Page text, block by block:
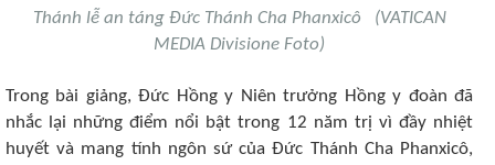
Thánh lễ an táng Đức Thánh Cha Phanxicô (VATICAN
MEDIA Divisione Foto)
Trong bài giảng, Đức Hồng y Niên trưởng Hồng y đoàn đã
nhắc lại những điểm nổi bật trong 12 năm trị vì đầy nhiệt
huyết và mang tính ngôn sứ của Đức Thánh Cha Phanxicô,